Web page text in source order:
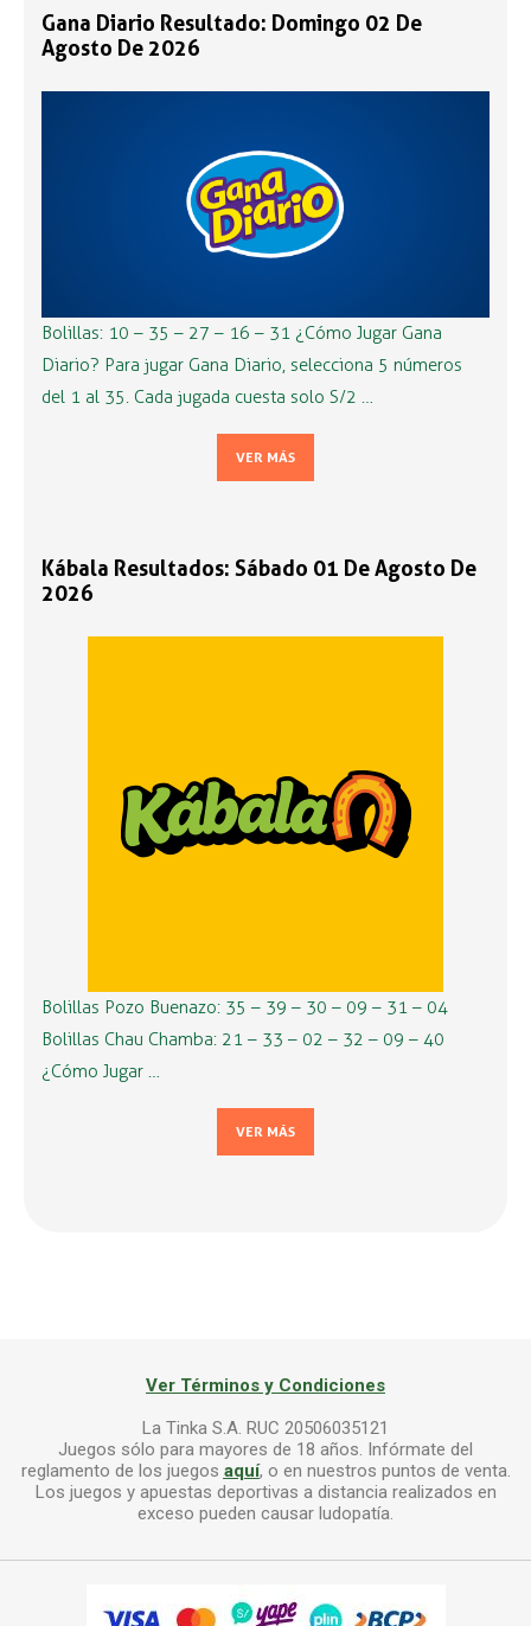
Gana Diario Resultado: Domingo 02 De
Agosto De 2026
Bolillas: 10 – 35 – 27 – 16 – 31 ¿Cómo Jugar Gana
Diario? Para jugar Gana Diario, selecciona 5 números
del 1 al 35. Cada jugada cuesta solo S/2 …
VER MÁS
Kábala Resultados: Sábado 01 De Agosto De
2026
Bolillas Pozo Buenazo: 35 – 39 – 30 – 09 – 31 – 04
Bolillas Chau Chamba: 21 – 33 – 02 – 32 – 09 – 40
¿Cómo Jugar …
VER MÁS
Ver Términos y Condiciones
La Tinka S.A. RUC 20506035121
Juegos sólo para mayores de 18 años. Infórmate del
reglamento de los juegos aquí, o en nuestros puntos de venta.
Los juegos y apuestas deportivas a distancia realizados en
exceso pueden causar ludopatía.